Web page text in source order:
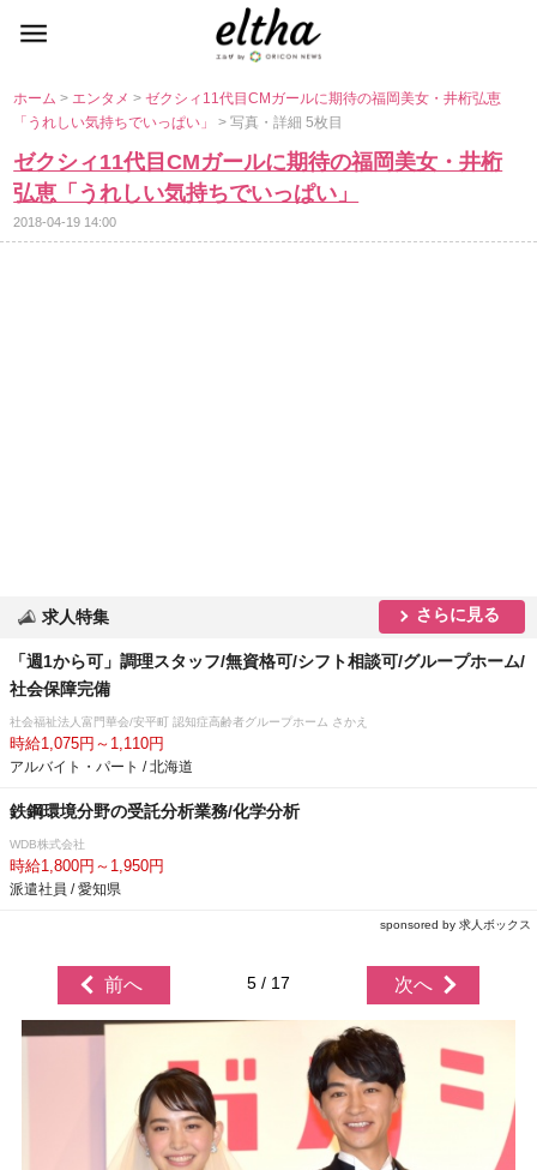
ホーム> エンタメ>ゼクシィ11代目CMガールに期待の福岡美女・井桁弘恵
「うれしい気持ちでいっぱい」> 写真・詳細 5枚目
ゼクシィ11代目CMガールに期待の福岡美女・井桁
弘恵「うれしい気持ちでいっぱい」
2018-04-19 14:00
求人特集 さらに見る
「週1から可」調理スタッフ/無資格可/シフト相談可/グループホーム/
社会保障完備
社会福祉法人富門華会/安平町 認知症高齢者グループホーム さかえ
時給1,075円～1,110円
アルバイト・パート / 北海道
鉄鋼環境分野の受託分析業務/化学分析
WDB株式会社
時給1,800円～1,950円
派遣社員 / 愛知県
sponsored by 求人ボックス
前へ 5 / 17 次へ